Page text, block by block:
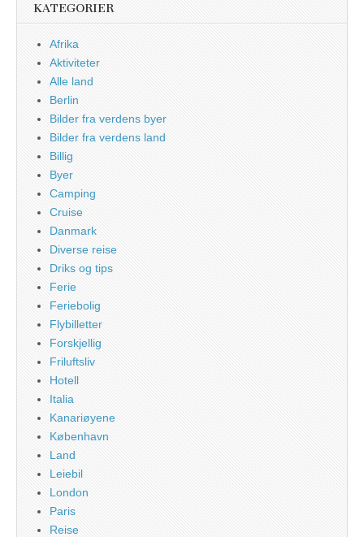
KATEGORIER
Afrika
Aktiviteter
Alle land
Berlin
Bilder fra verdens byer
Bilder fra verdens land
Billig
Byer
Camping
Cruise
Danmark
Diverse reise
Driks og tips
Ferie
Feriebolig
Flybilletter
Forskjellig
Friluftsliv
Hotell
Italia
Kanariøyene
København
Land
Leiebil
London
Paris
Reise